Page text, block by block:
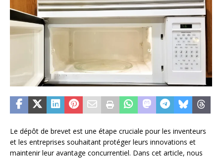
Le dépôt de brevet est une étape cruciale pour les inventeurs
et les entreprises souhaitant protéger leurs innovations et
maintenir leur avantage concurrentiel. Dans cet article, nous